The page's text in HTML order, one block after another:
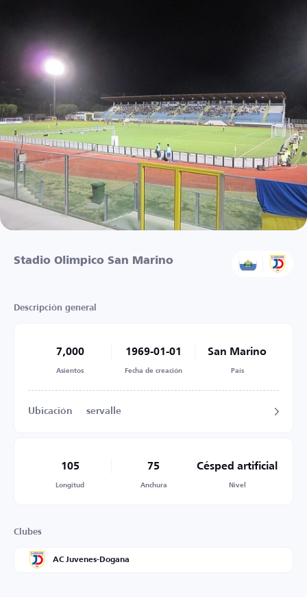
Stadio Olimpico San Marino
Descripción general
7,000
Asientos
1969-01-01
Fecha de creación
San Marino
País
Ubicación servalle
105
Longitud
75
Anchura
Césped artificial
Nivel
Clubes
AC Juvenes-Dogana